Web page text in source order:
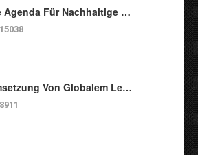
Agenda Für Nachhaltige …
15038
Von Globalem Le…
8911